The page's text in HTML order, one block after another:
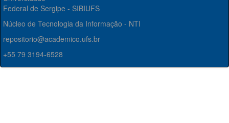
Federal de Sergipe - SIBIUFS
Núcleo de Tecnologia da Informação - NTI
repositorio@academico.ufs.br
+55 79 3194-6528